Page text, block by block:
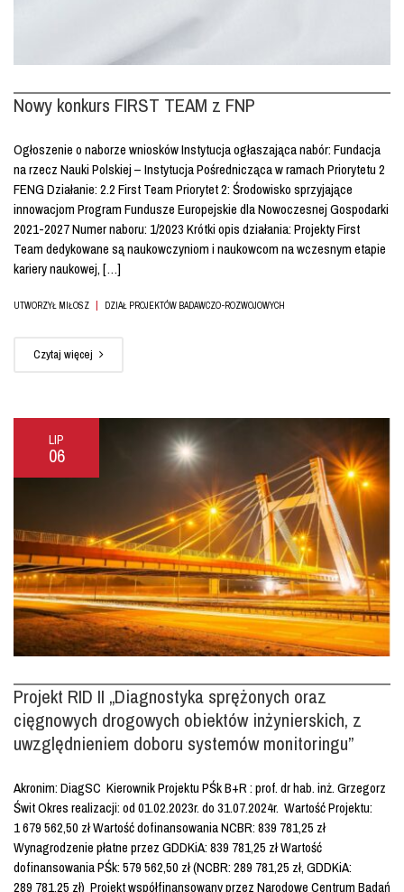
Nowy konkurs FIRST TEAM z FNP
Ogłoszenie o naborze wniosków Instytucja ogłaszająca nabór: Fundacja
na rzecz Nauki Polskiej – Instytucja Pośrednicząca w ramach Priorytetu 2
FENG Działanie: 2.2 First Team Priorytet 2: Środowisko sprzyjające
innowacjom Program Fundusze Europejskie dla Nowoczesnej Gospodarki
2021-2027 Numer naboru: 1/2023 Krótki opis działania: Projekty First
Team dedykowane są naukowczyniom i naukowcom na wczesnym etapie
kariery naukowej, […]
UTWORZYŁ MIŁOSZ | DZIAŁ PROJEKTÓW BADAWCZO-ROZWOJOWYCH
Czytaj więcej
LIP
06
Projekt RID II „Diagnostyka sprężonych oraz
cięgnowych drogowych obiektów inżynierskich, z
uwzględnieniem doboru systemów monitoringu”
Akronim: DiagSC Kierownik Projektu PŚk B+R : prof. dr hab. inż. Grzegorz
Świt Okres realizacji: od 01.02.2023r. do 31.07.2024r. Wartość Projektu:
1 679 562,50 zł Wartość dofinansowania NCBR: 839 781,25 zł
Wynagrodzenie płatne przez GDDKiA: 839 781,25 zł Wartość
dofinansowania PŚk: 579 562,50 zł (NCBR: 289 781,25 zł, GDDKiA:
289 781,25 zł) Projekt współfinansowany przez Narodowe Centrum Badań